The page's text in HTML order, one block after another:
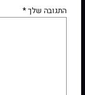
התגובה שלך*